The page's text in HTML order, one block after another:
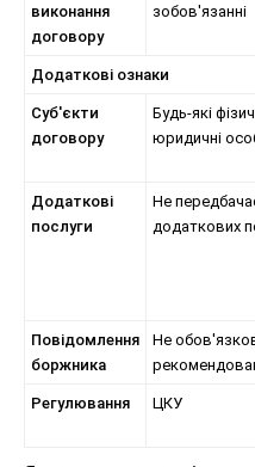
виконання
договору
зобов'язанні
Додаткові ознаки
Суб'єкти
договору
Будь-які
юридичні
Додаткові
послуги
Не
додаткових
Повідомлення
боржника
Не
Регулювання ЦКУ